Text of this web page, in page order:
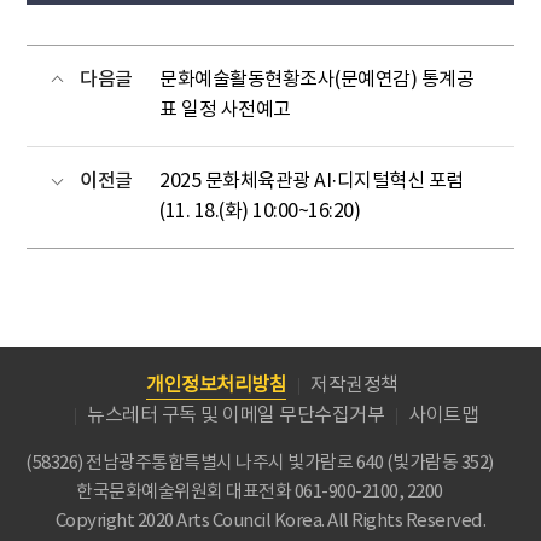
다음글
문화예술활동현황조사(문예연감) 통계공
표 일정 사전예고
이전글
2025 문화체육관광 AI·디지털혁신 포럼
(11. 18.(화) 10:00~16:20)
개인정보처리방침
저작권정책
뉴스레터 구독 및 이메일 무단수집거부
사이트맵
(58326) 전남광주통합특별시 나주시 빛가람로 640 (빛가람동 352)
한국문화예술위원회 대표전화 061-900-2100, 2200
Copyright 2020 Arts Council Korea. All Rights Reserved.